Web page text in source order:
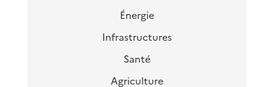
Énergie
Infrastructures
Santé
Agriculture